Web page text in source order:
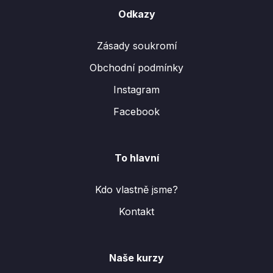
Odkazy
Zásady soukromí
Obchodní podmínky
Instagram
Facebook
To hlavní
Kdo vlastně jsme?
Kontakt
Naše kurzy